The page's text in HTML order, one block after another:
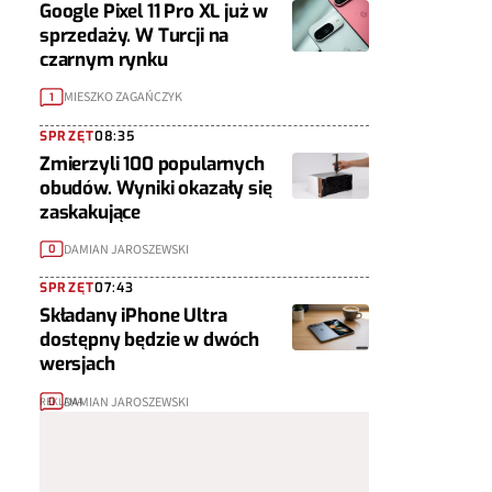
Google Pixel 11 Pro XL już w
sprzedaży. W Turcji na
czarnym rynku
1 MIESZKO ZAGAŃCZYK
SPRZĘT08:35
Zmierzyli 100 popularnych
obudów. Wyniki okazały się
zaskakujące
0 DAMIAN JAROSZEWSKI
SPRZĘT07:43
Składany iPhone Ultra
dostępny będzie w dwóch
wersjach
0 DAMIAN JAROSZEWSKI